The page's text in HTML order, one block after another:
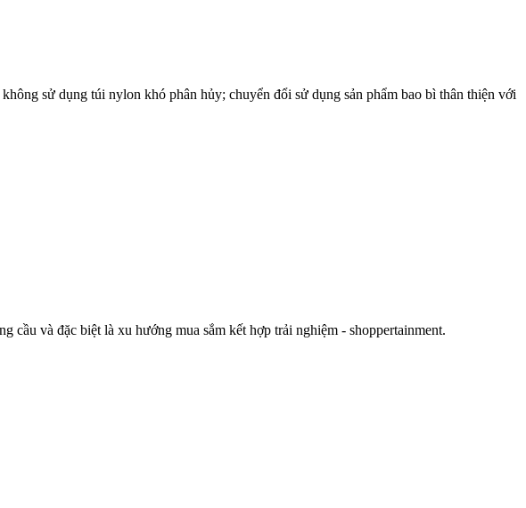
sử dụng túi nylon khó phân hủy; chuyển đổi sử dụng sản phẩm bao bì thân thiện với
cầu và đặc biệt là xu hướng mua sắm kết hợp trải nghiệm - shoppertainment.